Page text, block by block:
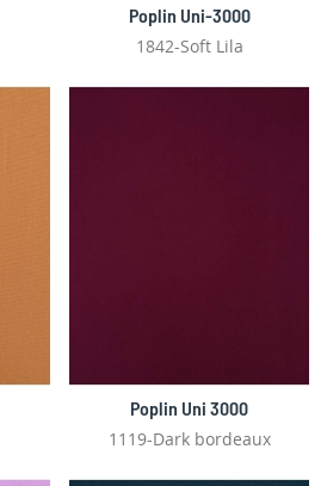
Poplin Uni-3000
1842-Soft Lila
Poplin Uni 3000
1119-Dark bordeaux